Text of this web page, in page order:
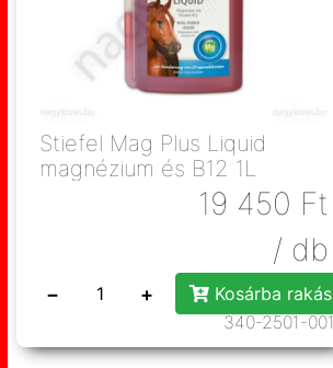
Stiefel Mag Plus Liquid
magnézium és B12 1L
19 450 Ft
/ db
− +
Kosárba rakás
340-2501-001